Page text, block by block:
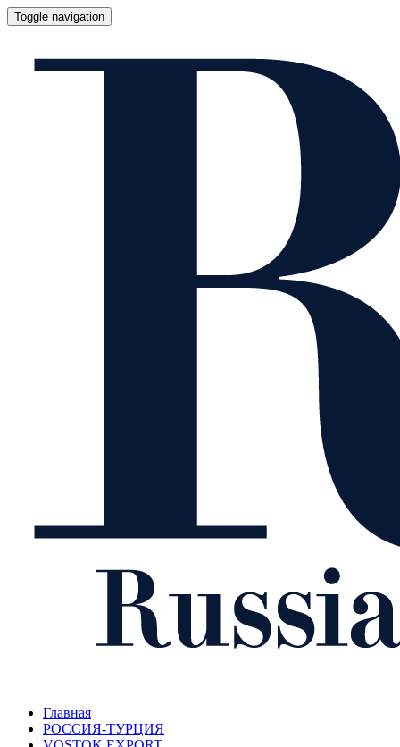
Toggle navigation
Главная
РОССИЯ-ТУРЦИЯ